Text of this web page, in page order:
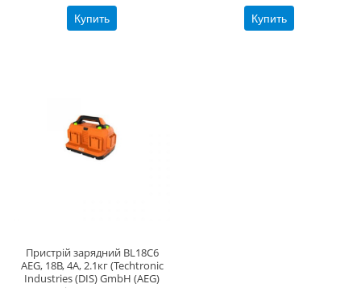
Купить Купить
Пристрій зарядний BL18C6
AEG, 18В, 4A, 2.1кг (Techtronic
Industries (DIS) GmbH (AEG)